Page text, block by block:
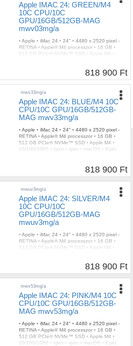
Apple IMAC 24: GREEN/M4
10C CPU/10C
GPU/16GB/512GB-MAG
mwv03mg/a
• Apple • iMac 24 • 24" • 4480 x 2520 pixel -
RETINA • Apple® M4 processzor • 16 GB •
512 GB PCIe® NVMe™ SSD
Apple M4
818 900 Ft
mwv33mg/a
Apple IMAC 24: BLUE/M4 10C
CPU/10C GPU/16GB/512GB-
MAG mwv33mg/a
• Apple • iMac 24 • 24" • 4480 x 2520 pixel -
RETINA • Apple® M4 processzor • 16 GB •
512 GB PCIe® NVMe™ SSD • Apple M4 •
10/100/1000 • Igen • igen • macOS • Egér,
818 900 Ft
mwuv3mg/a
Apple IMAC 24: SILVER/M4
10C CPU/10C
GPU/16GB/512GB-MAG
mwuv3mg/a
• Apple • iMac 24 • 24" • 4480 x 2520 pixel -
RETINA • Apple® M4 processzor • 16 GB •
512 GB PCIe® NVMe™ SSD
Apple M4
818 900 Ft
mwv53mg/a
Apple IMAC 24: PINK/M4 10C
CPU/10C GPU/16GB/512GB-
MAG mwv53mg/a
• Apple • iMac 24 • 24" • 4480 x 2520 pixel -
RETINA • Apple® M4 processzor • 16 GB •
512 GB PCIe® NVMe™ SSD • Apple M4 •
10/100/1000 • Igen • igen • macOS • Egér,